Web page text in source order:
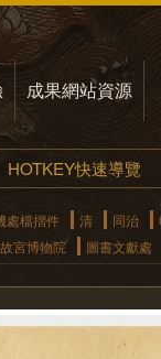
成果網站資源
HOTKEY快速導覽
處檔摺件 清 同治
宮博物院 圖書文獻處